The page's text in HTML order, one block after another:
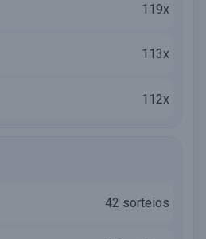
119x
113x
112x
42 sorteios